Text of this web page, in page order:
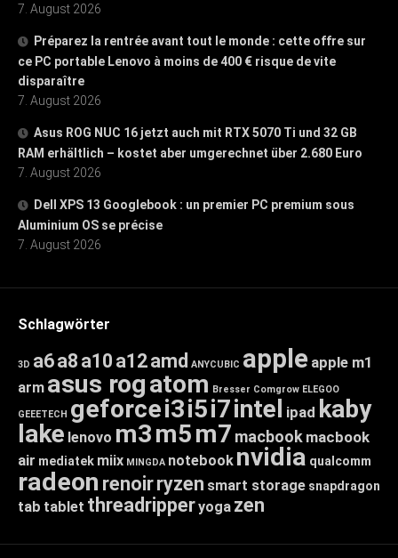
7. August 2026
Préparez la rentrée avant tout le monde : cette offre sur
ce PC portable Lenovo à moins de 400 € risque de vite
disparaître
7. August 2026
Asus ROG NUC 16 jetzt auch mit RTX 5070 Ti und 32 GB
RAM erhältlich – kostet aber umgerechnet über 2.680 Euro
7. August 2026
Dell XPS 13 Googlebook : un premier PC premium sous
Aluminium OS se précise
7. August 2026
Schlagwörter
3D a6a8 a10 a12amd ANYCUBIC apple apple m1
arm asus rogatom Bresser Comgrow ELEGOO
GEEETECH geforcei3i5i7intel ipad kaby
lake lenovo m3m5m7 macbook macbook
air mediatek miix MINGDA notebook nvidia qualcomm
radeon renoirryzen smart storage snapdragon
tab tablet threadripperyoga zen